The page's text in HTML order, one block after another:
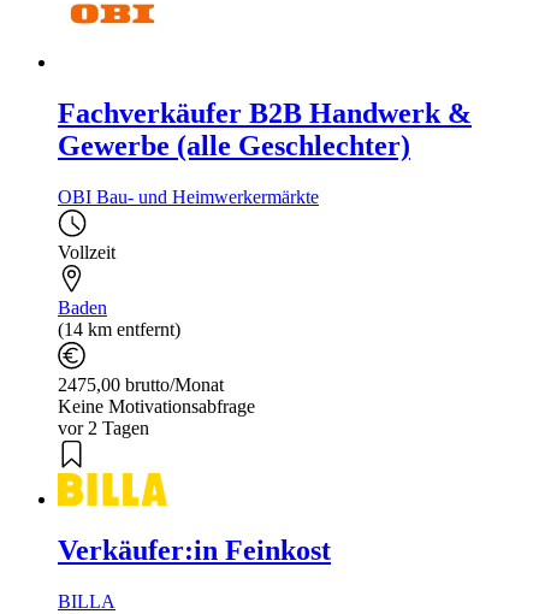
Fachverkäufer B2B Handwerk &
Gewerbe (alle Geschlechter)
OBI Bau- und Heimwerkermärkte
Vollzeit
Baden
(14 km entfernt)
2475,00 brutto/Monat
Keine Motivationsabfrage
vor 2 Tagen
Verkäufer:in Feinkost
BILLA